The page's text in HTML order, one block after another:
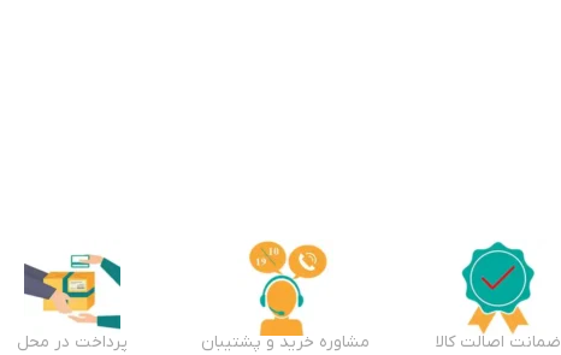
ضمانت اصالت کالا مشاوره خرید و پشتیبان پرداخت در محل